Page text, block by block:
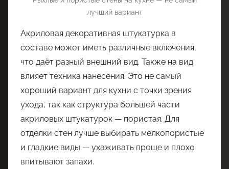
лучший вариант
Акриловая декоративная штукатурка в
составе может иметь различные включения,
что даёт разный внешний вид. Также на вид
влияет техника нанесения. Это не самый
хороший вариант для кухни с точки зрения
ухода, так как структура большей части
акриловых штукатурок — пористая. Для
отделки стен лучше выбирать мелкопористые
и гладкие виды — ухаживать проще и плохо
впитывают запахи.